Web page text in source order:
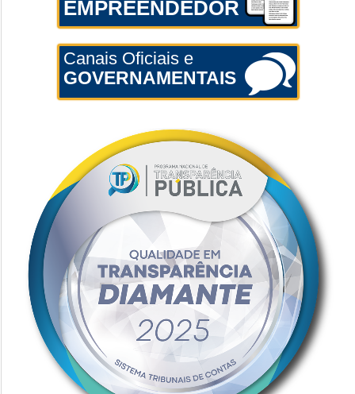
EMPREENDEDOR
Canais Oficiais e
GOVERNAMENTAIS